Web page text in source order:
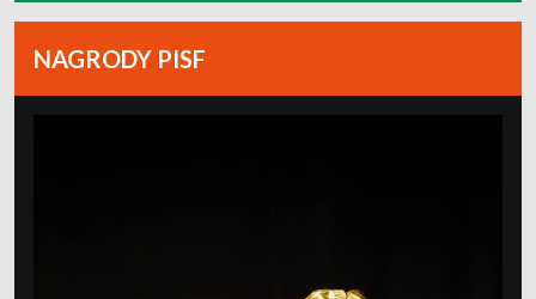
NAGRODY PISF